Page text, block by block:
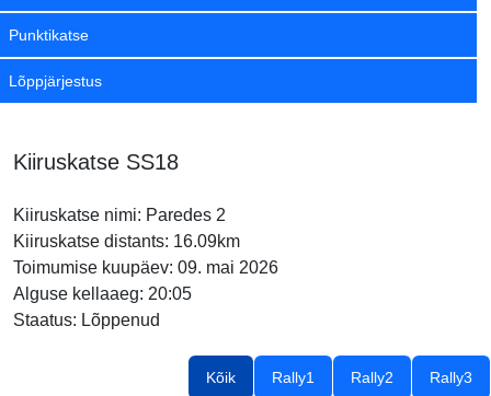
Punktikatse
Lõppjärjestus
Kiiruskatse SS18
Kiiruskatse nimi: Paredes 2
Kiiruskatse distants: 16.09km
Toimumise kuupäev: 09. mai 2026
Alguse kellaaeg: 20:05
Staatus: Lõppenud
Kõik Rally1 Rally2 Rally3